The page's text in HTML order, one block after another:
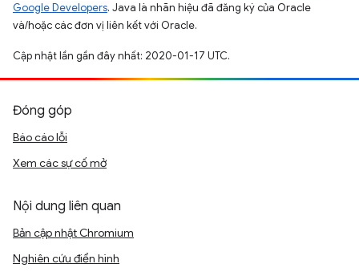
Google Developers. Java là nhãn hiệu đã đăng ký của Oracle
và/hoặc các đơn vị liên kết với Oracle.
Cập nhật lần gần đây nhất: 2020-01-17 UTC.
Đóng góp
Báo cáo lỗi
Xem các sự cố mở
Nội dung liên quan
Bản cập nhật Chromium
Nghiên cứu điển hình